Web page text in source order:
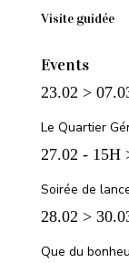
Visite guidée
Events
23.02 >
Le Quartier
27.02 - 15H
Soirée de
28.02 >
Que du